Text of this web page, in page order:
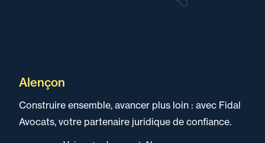
Alençon
Construire ensemble, avancer plus loin : avec Fidal
Avocats, votre partenaire juridique de confiance.